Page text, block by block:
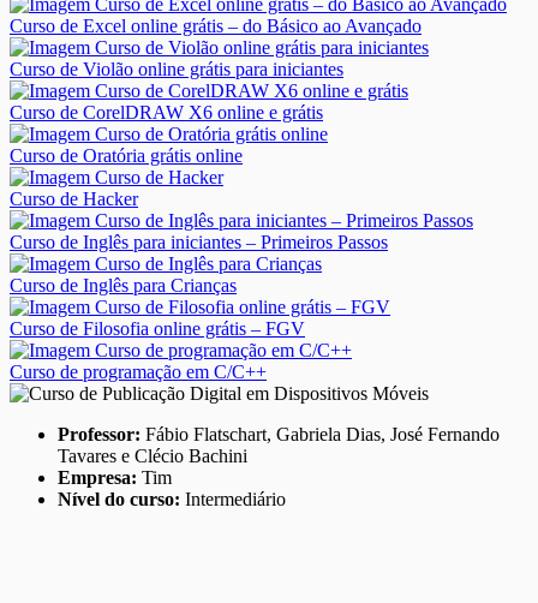
Curso de Excel online grátis – do Básico ao Avançado
Curso de Violão online grátis para iniciantes
Curso de CorelDRAW X6 online e grátis
Curso de Oratória grátis online
Curso de Hacker
Curso de Inglês para iniciantes – Primeiros Passos
Curso de Inglês para Crianças
Curso de Filosofia online grátis – FGV
Curso de programação em C/C++
Professor: Fábio Flatschart, Gabriela Dias, José Fernando
Tavares e Clécio Bachini
Empresa: Tim
Nível do curso: Intermediário